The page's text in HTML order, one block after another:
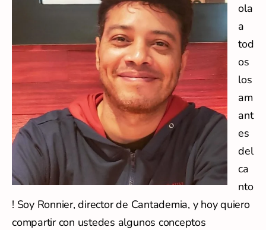
ola
a
tod
os
los
am
ant
es
del
ca
nto
! Soy Ronnier, director de Cantademia, y hoy quiero
compartir con ustedes algunos conceptos